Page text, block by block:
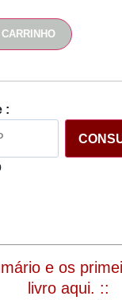
:
e os
livro aqui. ::